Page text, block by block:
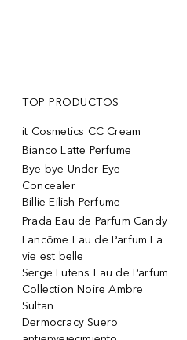
TOP PRODUCTOS
it Cosmetics CC Cream
Bianco Latte Perfume
Bye bye Under Eye
Concealer
Billie Eilish Perfume
Prada Eau de Parfum Candy
Lancôme Eau de Parfum La
vie est belle
Serge Lutens Eau de Parfum
Collection Noire Ambre
Sultan
Dermocracy Suero